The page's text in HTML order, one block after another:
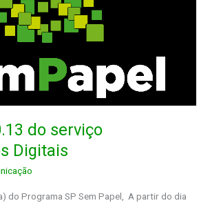
do serviço
Digitais
do Programa SP Sem Papel, A partir do dia